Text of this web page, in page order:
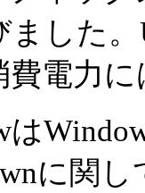
ました
電力
は
に関